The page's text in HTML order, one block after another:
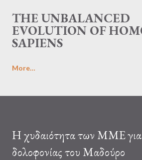
Skip to main content
THE UNBALANCED
EVOLUTION OF
SAPIENS
More…
Η χυδαιότητα των ΜΜΕ για
δολοφονίας του Μαδούρο